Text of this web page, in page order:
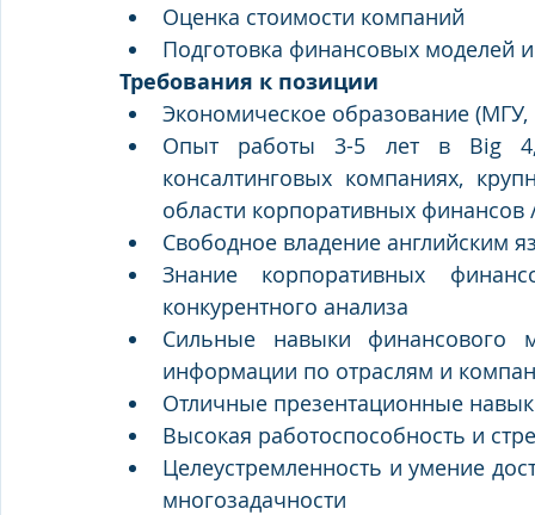
Оценка стоимости компаний
Подготовка финансовых моделей
Требования к позиции
Экономическое образование
Опыт работы 3-5 лет в Big 4,
консалтинговых компаниях,
области корпоративных финансов
Свободное владение английским
Знание корпоративных
конкурентного анализа
Сильные навыки финансового
информации по отраслям и
Отличные презентационные
Высокая работоспособность и
Целеустремленность и умение
многозадачности